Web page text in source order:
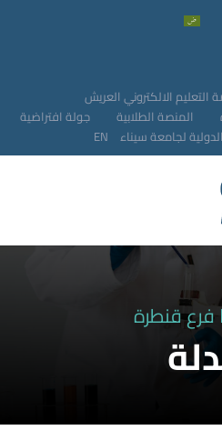
التعليم الالكتروني العريش
المنصة الطلابية
جولة افتراضية
لجامعة سيناء EN
فرع قنطرة